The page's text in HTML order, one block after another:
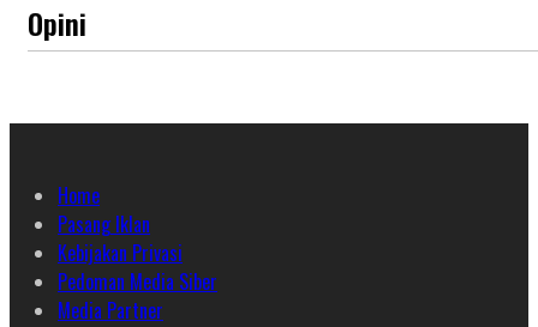
Opini
Home
Pasang Iklan
Kebijakan Privasi
Pedoman Media Siber
Media Partner